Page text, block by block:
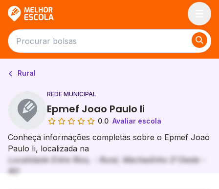
Rural
REDE MUNICIPAL
Epmef Joao Paulo Ii
0.0 Avaliar escola
Conheça informações completas sobre o Epmef Joao
Paulo Ii, localizada na
Localidade Entre Rios, - Rural, Machadinho D'Oeste -
RO